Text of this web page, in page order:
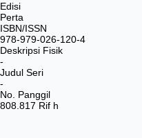
Edisi
Perta
ISBN/ISSN
978-979-026-120-4
Deskripsi Fisik
-
Judul Seri
-
No. Panggil
808.817 Rif h